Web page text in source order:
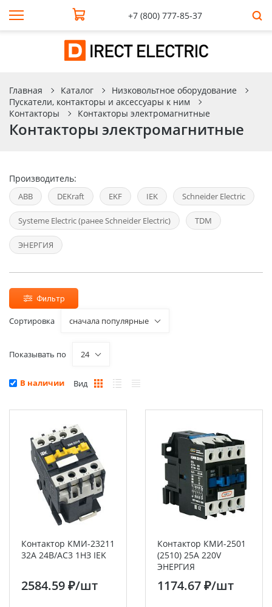
+7 (800) 777-85-37
Главная Каталог
Низковольтное оборудование
Пускатели, контакторы и аксессуары к ним
Контакторы
Контакторы электромагнитные
Контакторы электромагнитные
Производитель:
ABB DEKraft EKF IEK Schneider Electric
Systeme Electric (ранее Schneider Electric) TDM
ЭНЕРГИЯ
Фильтр
Сортировка сначала популярные
Показывать по 24
В наличии Вид
Контактор КМИ-23211
32А 24В/АС3 1НЗ IEK
2584.59 ₽/шт
Контактор КМИ-2501
(2510) 25А 220V
ЭНЕРГИЯ
1174.67 ₽/шт